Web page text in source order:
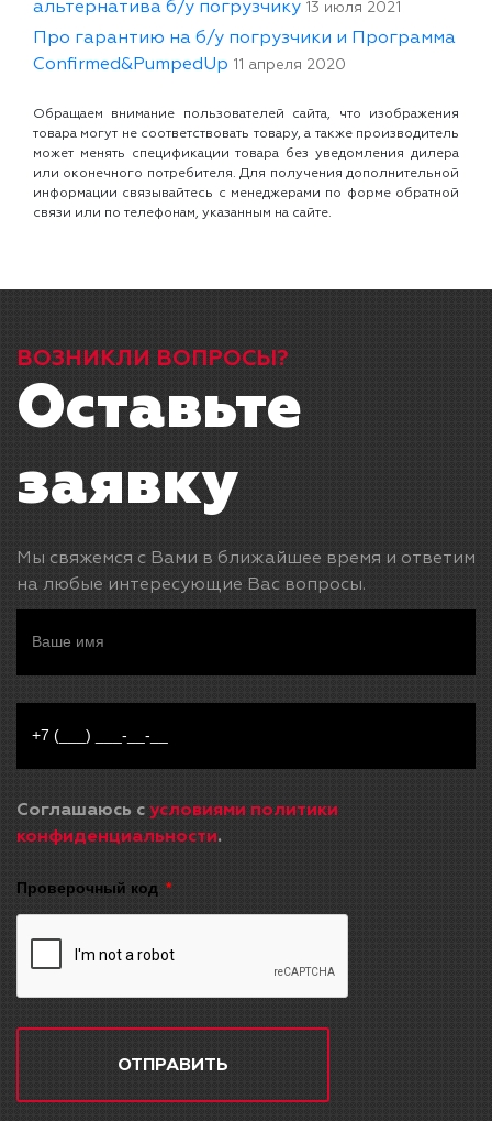
альтернатива б/у погрузчику 13 июля 2021
Про гарантию на б/у погрузчики и Программа
Confirmed&PumpedUp 11 апреля 2020
Обращаем внимание пользователей сайта, что изображения
товара могут не соответствовать товару, а также производитель
может менять спецификации товара без уведомления дилера
или оконечного потребителя. Для получения дополнительной
информации связывайтесь с менеджерами по форме обратной
связи или по телефонам, указанным на сайте.
ВОЗНИКЛИ ВОПРОСЫ?
Оставьте
заявку
Мы свяжемся с Вами в ближайшее время и ответим
на любые интересующие Вас вопросы.
Соглашаюсь с условиями политики
конфиденциальности.
Проверочный код
ОТПРАВИТЬ